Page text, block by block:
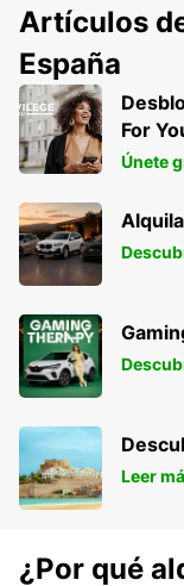
ARUSHA
ARUSHA -
Artículos
España
For
Únete
Leer
¿Por qué